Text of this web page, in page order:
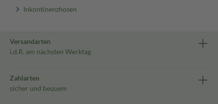
Inkontinenzhosen
Versandarten
i.d.R. am nächsten Werktag
Zahlarten
sicher und bequem